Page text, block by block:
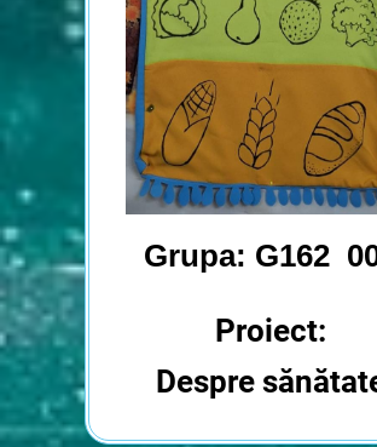
Grupa: G162
Proiect:
Despre